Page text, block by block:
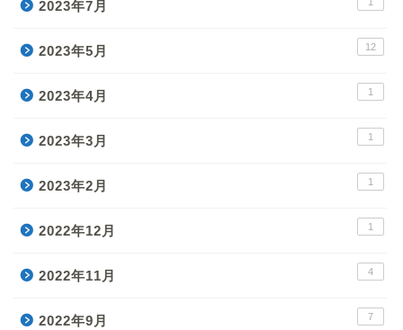
2023年7月
2023年5月 12
2023年4月 1
2023年3月 1
2023年2月 1
2022年12月 1
2022年11月 4
2022年9月 7